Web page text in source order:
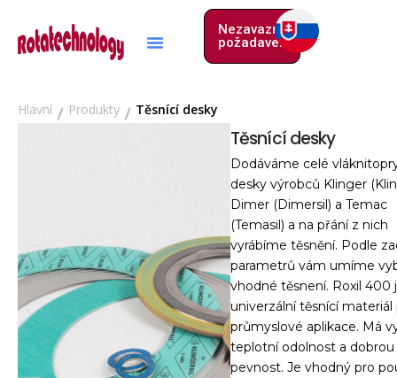
obsah
Nezavazný
požadavek
Hlavní Produkty Těsnící desky
Těsnící desky
Dodáváme celé
desky výrobců Klinger
Dimer (Dimersil) a Temac
(Temasil) a na přání z nich
vyrábíme těsnění. Podle
parametrů vám umíme
vhodné těsnení. Roxil 400
univerzální těsnící materiál
průmyslové aplikace. Má
teplotní odolnost a dobrou
pevnost. Je vhodný pro